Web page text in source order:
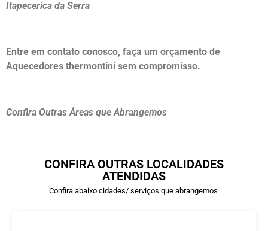
Itapecerica da Serra
Entre em contato conosco, faça um orçamento de
Aquecedores thermontini sem compromisso.
Confira Outras Áreas que Abrangemos
CONFIRA OUTRAS LOCALIDADES
ATENDIDAS
Confira abaixo cidades/ serviços que abrangemos